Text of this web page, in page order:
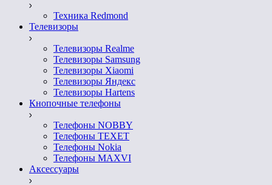
Техника Redmond
Телевизоры
Телевизоры Realme
Телевизоры Samsung
Телевизоры Xiaomi
Телевизоры Яндекс
Телевизоры Hartens
Кнопочные телефоны
Телефоны NOBBY
Телефоны TEXET
Телефоны Nokia
Телефоны MAXVI
Аксессуары